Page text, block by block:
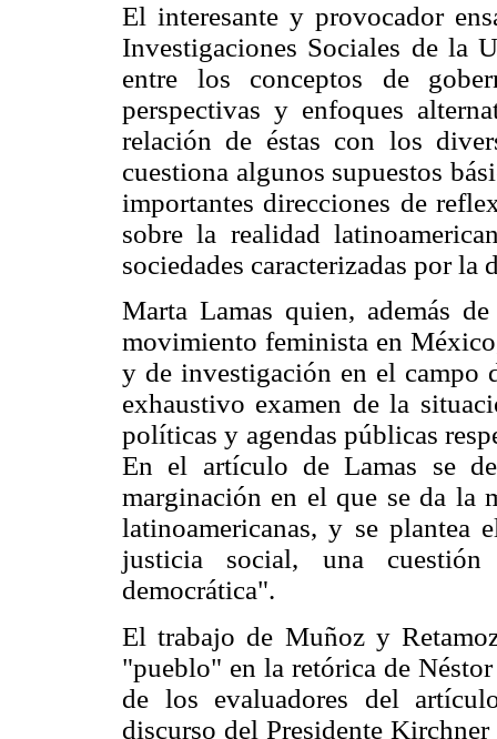
El interesante y provocador
Investigaciones Sociales de la
entre los conceptos de
perspectivas y enfoques
relación de éstas con los
cuestiona algunos supuestos
importantes direcciones de
sobre la realidad
sociedades caracterizadas por
Marta Lamas quien, además
movimiento feminista en
y de investigación en el campo
exhaustivo examen de la
políticas y agendas públicas
En el artículo de Lamas se
marginación en el que se da la
latinoamericanas, y se plantea
justicia social, una
democrática".
El trabajo de Muñoz y
"pueblo" en la retórica de
de los evaluadores del
discurso del Presidente